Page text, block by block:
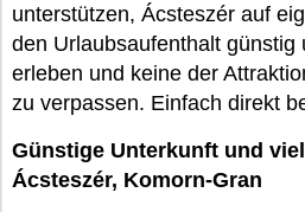
unterstützen, Ácsteszér auf
den Urlaubsaufenthalt günstig
erleben und keine der
zu verpassen. Einfach direkt
Günstige Unterkunft und
Ácsteszér, Komorn-Gran